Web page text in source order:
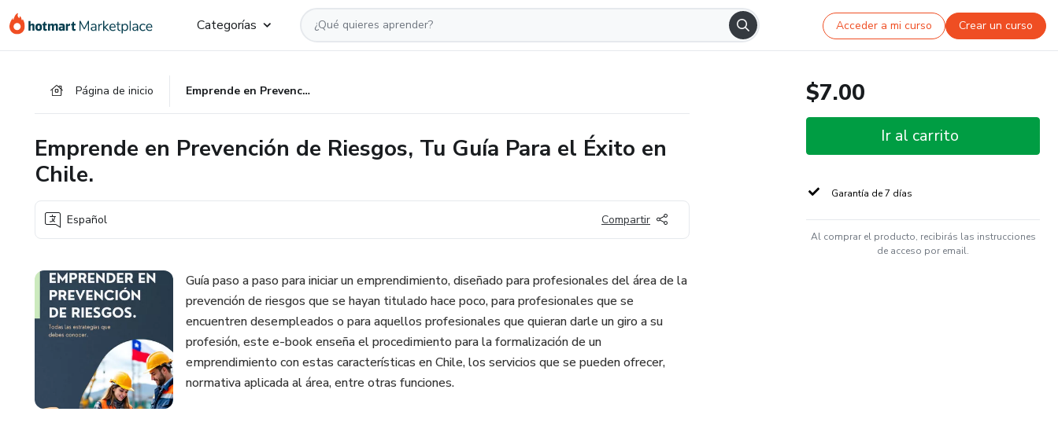
Categorías Acceder a mi curso Crear un curso
Página de inicio Emprende en Prevención de Riesgos, Tu Guía Para el Éxito en Chile.
Emprende en Prevención de Riesgos, Tu Guía Para el Éxito en
Chile.
Español Compartir
Guía paso a paso para iniciar un emprendimiento, diseñado para profesionales del área de la
prevención de riesgos que se hayan titulado hace poco, para profesionales que se
encuentren desempleados o para aquellos profesionales que quieran darle un giro a su
profesión, este e-book enseña el procedimiento para la formalización de un
emprendimiento con estas características en Chile, los servicios que se pueden ofrecer,
normativa aplicada al área, entre otras funciones.
$7.00
Ir al carrito
Garantía de 7 días
Al comprar el producto, recibirás las instrucciones
de acceso por email.